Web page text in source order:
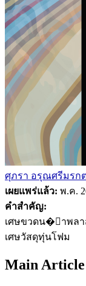
ศุภรา อรุณศรีมรก
เผยแพร่แล้ว: พ.ค.
คำสำคัญ:
เศษขวดน�้าพลาส
เศษวัสดุทุ่นโฟม
Main